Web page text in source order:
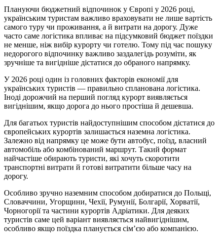
Плануючи бюджетний відпочинок у Європі у 2026 році,
українським туристам важливо враховувати не лише вартість
самого туру чи проживання, а й витрати на дорогу. Дуже
часто саме логістика впливає на підсумковий бюджет поїздки
не менше, ніж вибір курорту чи готелю. Тому під час пошуку
недорогого відпочинку важливо заздалегідь розуміти, як
зручніше та вигідніше дістатися до обраного напрямку.
У 2026 році один із головних факторів економії для
українських туристів — правильно спланована логістика.
Іноді дорожчий на перший погляд курорт виявляється
вигіднішим, якщо дорога до нього простіша й дешевша.
Для багатьох туристів найдоступнішим способом дістатися до
європейських курортів залишається наземна логістика.
Залежно від напрямку це може бути автобус, поїзд, власний
автомобіль або комбінований маршрут. Такий формат
найчастіше обирають туристи, які хочуть скоротити
транспортні витрати й готові витратити більше часу на
дорогу.
Особливо зручно наземним способом добиратися до Польщі,
Словаччини, Угорщини, Чехії, Румунії, Болгарії, Хорватії,
Чорногорії та частини курортів Адріатики. Для деяких
туристів саме цей варіант виявляється найвигіднішим,
особливо якщо поїздка планується сім’єю або компанією.